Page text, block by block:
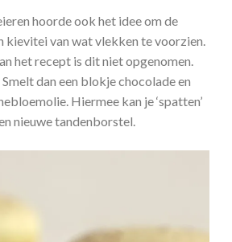
hoorde ook het idee om de
kievitei van wat vlekken te voorzien.
het recept is dit niet opgenomen.
dan een blokje chocolade en
Hiermee kan je ‘spatten’
nieuwe tandenborstel.